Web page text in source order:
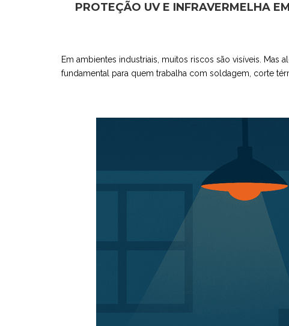
PROTEÇÃO UV E INFRAVERMELHA
Em ambientes industriais, muitos riscos são visíveis.
fundamental para quem trabalha com soldagem, corte